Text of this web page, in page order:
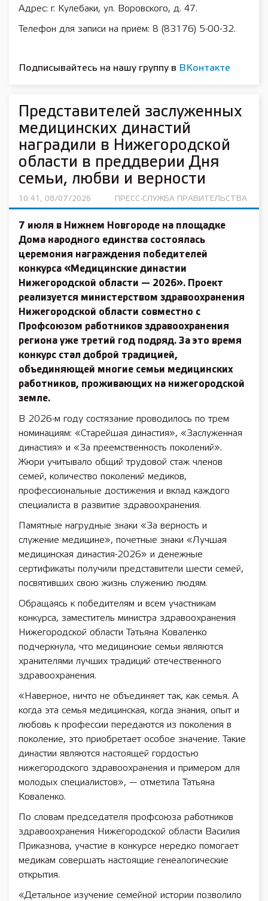
Адрес: г. Кулебаки, ул. Воровского, д. 47.
Телефон для записи на приём: 8 (83176) 5-00-32.
Подписывайтесь на нашу группу в ВКонтакте
Представителей заслуженных
медицинских династий
наградили в Нижегородской
области в преддверии Дня
семьи, любви и верности
10:41, 08/07/2026 ПРЕСС-СЛУЖБА ПРАВИТЕЛЬСТВА
7 июля в Нижнем Новгороде на площадке
Дома народного единства состоялась
церемония награждения победителей
конкурса «Медицинские династии
Нижегородской области — 2026». Проект
реализуется министерством здравоохранения
Нижегородской области совместно с
Профсоюзом работников здравоохранения
региона уже третий год подряд. За это время
конкурс стал доброй традицией,
объединяющей многие семьи медицинских
работников, проживающих на нижегородской
земле.
В 2026-м году состязание проводилось по трем
номинациям: «Старейшая династия», «Заслуженная
династия» и «За преемственность поколений».
Жюри учитывало общий трудовой стаж членов
семей, количество поколений медиков,
профессиональные достижения и вклад каждого
специалиста в развитие здравоохранения.
Памятные нагрудные знаки «За верность и
служение медицине», почетные знаки «Лучшая
медицинская династия-2026» и денежные
сертификаты получили представители шести семей,
посвятивших свою жизнь служению людям.
Обращаясь к победителям и всем участникам
конкурса, заместитель министра здравоохранения
Нижегородской области Татьяна Коваленко
подчеркнула, что медицинские семьи являются
хранителями лучших традиций отечественного
здравоохранения.
«Наверное, ничто не объединяет так, как семья. А
когда эта семья медицинская, когда знания, опыт и
любовь к профессии передаются из поколения в
поколение, это приобретает особое значение. Такие
династии являются настоящей гордостью
нижегородского здравоохранения и примером для
молодых специалистов», — отметила Татьяна
Коваленко.
По словам председателя профсоюза работников
здравоохранения Нижегородской области Василия
Приказнова, участие в конкурсе нередко помогает
медикам совершать настоящие генеалогические
открытия.
«Детальное изучение семейной истории позволило